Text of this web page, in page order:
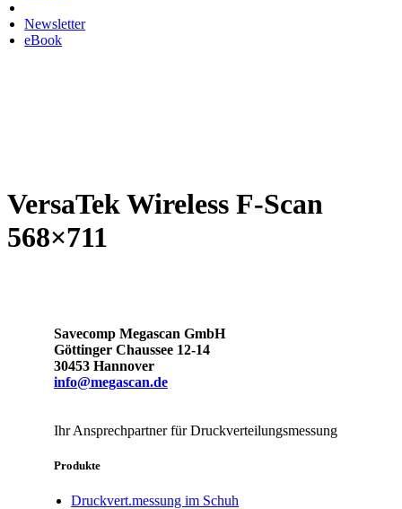
Newsletter
eBook
VersaTek Wireless F-Scan
568×711
Savecomp Megascan GmbH
Göttinger Chaussee 12-14
30453 Hannover
info@megascan.de
Ihr Ansprechpartner für Druckverteilungsmessung
Produkte
Druckvert.messung im Schuh